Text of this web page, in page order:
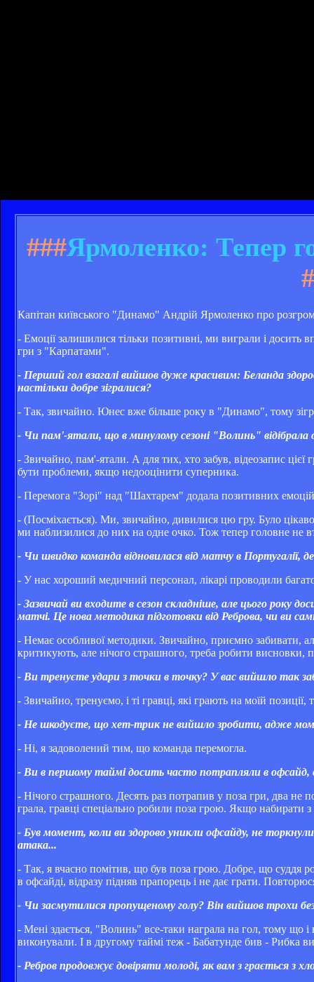
###Ярмоленко: Тепер
Капітан київського "Динамо" Андрій Ярмоленко про
- Емоції залишилися тільки позитивні, ми виграли і досить
гри з "Карпатами".
- Перший гол взагалі вийшов дуже красивим: Беланда
настільки добре зігралися?
- Так, звичайно. Юнес вже більше року в "Динамо", тому
- Чи пам'-ятали, що в минулому сезоні "Волинь"
- Звичайно, пам'-ятали. А для тих, хто забув, відеозапис
бути проблеми, якщо недооцінити суперника.
- Перемога "Зорі" над "Шахтарем" додала позитивних
- (Посміхається). Ми, звичайно, дивилися цю гру. Було
ми наблизилися до них на одне очко. Тож тепер головне не
- Чи швидко команда відновилася від матчу в Португалії,
- У нас хороший медичний персонал, лікарі проводили
- Зазвичай ви входите в сезон складніше, але цього року
матчі. Це нова методика підготовки від Реброва, чи ви
- Немає особливої ​​методики. Звичайно, приємно забивати,
критикують, але нічого страшного, треба робити висновки,
- Ви тренуєте удари з точки в точку? У вас вийшло так
- Звичайно, тренуємо, і ті гравці, які грають на моїй
- Не шкодуєте, що хет-трик не вийшло зробити, адже
- Ні, я задоволений тим, що команда перемогла.
- Ви в першому таймі досить часто потрапляли в офсайд,
- Нічого страшного. Десять раз потрапив у поза гри, два
грала, гравці спеціально робили поза грою. Якщо набирати
- Був момент, коли ви здорово уникли офсайду, не
атака...
- Так, я вчасно помітив, що був поза грою. Добре, що суддя
в офсайді, відразу підняв прапорець і не дає грати.
- Чи засмутилися пропущеному голу? Він вийшов трохи
- Мені здається, "Волинь" все-таки награла на гол, тому що
виконували. І в другому таймі теж - Бабатунде бив - Рибка
- Ребров продовжує довіряти молоді, як вам з грається з